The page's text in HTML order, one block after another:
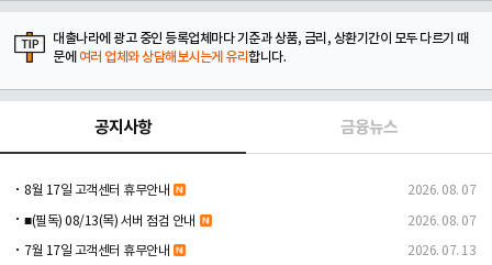
대출나라에 광고 중인 등록업체마다 기준과 상품, 금리, 상환기간이 모두 다르기 때
문에 여러 업체와 상담해보시는게 유리합니다.
공지사항 금융뉴스
8월 17일 고객센터 휴무안내 2026. 08. 07
■(필독) 08/13(목) 서버 점검 안내 2026. 08. 07
7월 17일 고객센터 휴무안내 2026. 07. 13